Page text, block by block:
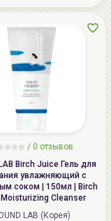
/ 0 отзывов
Birch Juice Гель для
увлажняющий с
соком | 150мл | Birch
Cleanser
LAB (Корея)